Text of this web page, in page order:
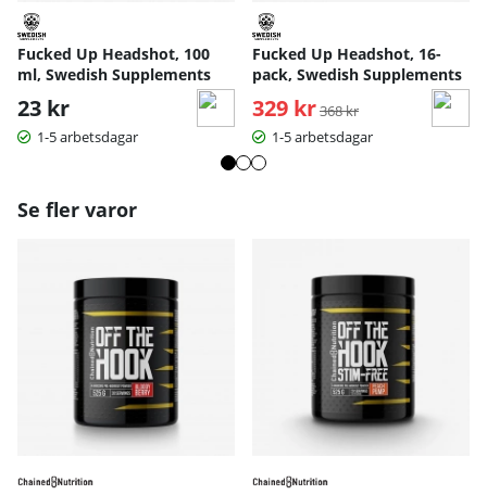
Fucked Up Headshot, 100
ml, Swedish Supplements
23 kr
1-5 arbetsdagar
Fucked Up Headshot, 16-
pack, Swedish Supplements
329 kr Ordinarie pris:
368 kr
1-5 arbetsdagar
Se fler varor